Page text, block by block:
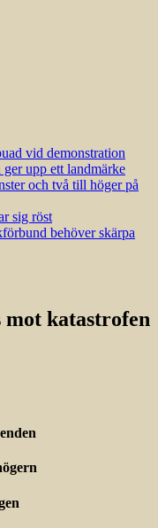
vid demonstration
upp ett landmärke
och två till höger på
sig röst
behöver skärpa
katastrofen